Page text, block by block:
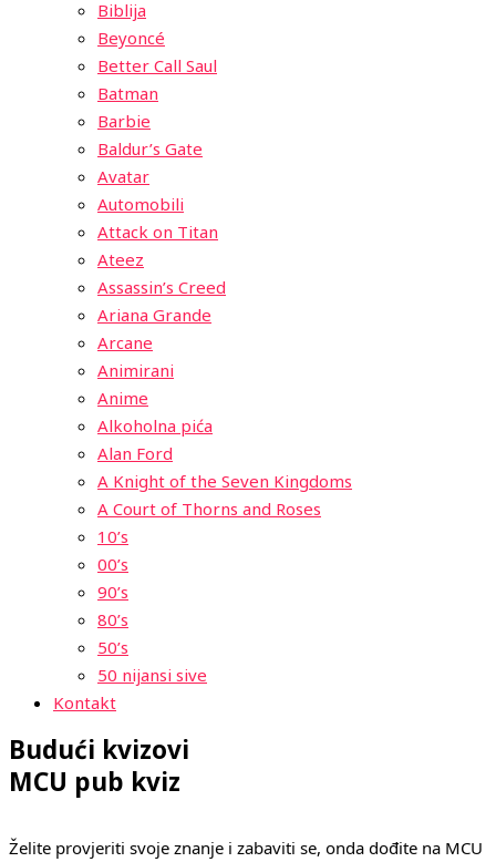
Biblija
Beyoncé
Better Call Saul
Batman
Barbie
Baldur’s Gate
Avatar
Automobili
Attack on Titan
Ateez
Assassin’s Creed
Ariana Grande
Arcane
Animirani
Anime
Alkoholna pića
Alan Ford
A Knight of the Seven Kingdoms
A Court of Thorns and Roses
10’s
00’s
90’s
80’s
50’s
50 nijansi sive
Kontakt
Budući kvizovi
MCU pub kviz
Želite provjeriti svoje znanje i zabaviti se, onda dođite na MCU